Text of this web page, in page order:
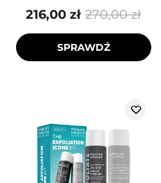
270,00 zł
216,00 zł
SPRAWDŹ